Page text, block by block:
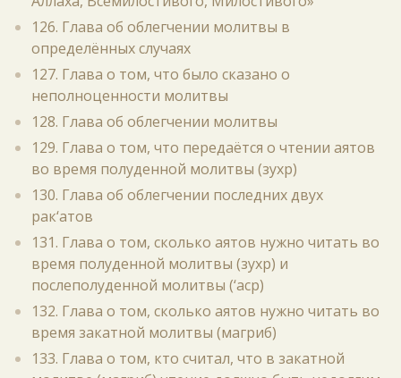
126. Глава об облегчении молитвы в
определённых случаях
127. Глава о том, что было сказано о
неполноценности молитвы
128. Глава об облегчении молитвы
129. Глава о том, что передаётся о чтении аятов
во время полуденной молитвы (зухр)
130. Глава об облегчении последних двух
рак‘атов
131. Глава о том, сколько аятов нужно читать во
время полуденной молитвы (зухр) и
послеполуденной молитвы (‘аср)
132. Глава о том, сколько аятов нужно читать во
время закатной молитвы (магриб)
133. Глава о том, кто считал, что в закатной